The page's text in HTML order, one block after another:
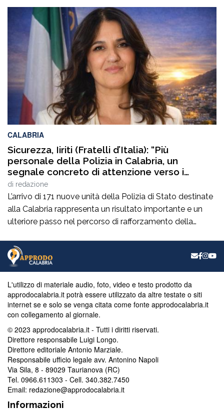
sincera vicinanza.Questo atto vandalico inaccettabile,
rappresenta un’aggressione non solo alla sua proprietà
ed alla sua persona, na anche alla nostra professione.In
questo momento delicato per la collega, certi di
interpretare il pensiero […]
CALABRIA
Sicurezza, Iiriti (Fratelli d’Italia): “Più
personale della Polizia in Calabria, un
segnale concreto di attenzione verso i
territori”
di redazione
L’arrivo di 171 nuove unità della Polizia di Stato destinate
alla Calabria rappresenta un risultato importante e un
ulteriore passo nel percorso di rafforzamento della
di Fratelli d’Italia accolgo con soddisfazione questa
nuova assegnazione, che dimostra l’attenzione del
Governo verso le esigenze delle comunità calabresi e
verso chi […]
L'utilizzo di materiale audio, foto, video e testo prodotto da
approdocalabria.it potrà essere utilizzato da altre testate o siti
internet se e solo se venga citata come fonte approdocalabria.it
con collegamento al giornale.
© 2023 approdocalabria.it - Tutti i diritti riservati.
Direttore responsabile Luigi Longo.
Direttore editoriale Antonio Marziale.
Responsabile ufficio legale avv. Antonino Napoli
Via Sila, 8 - 89029 Taurianova (RC)
Tel. 0966.611303 - Cell. 340.382.7450
Email: redazione@approdocalabria.it
Informazioni